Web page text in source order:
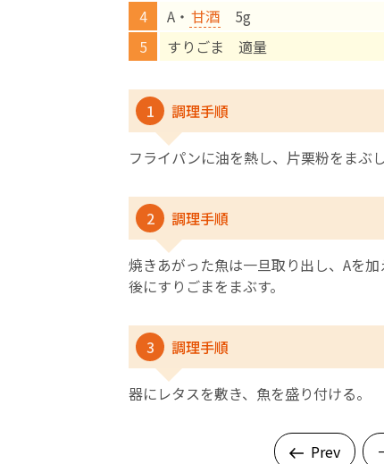
A・ 甘酒 5g
すりごま 適量
1 調理手順
フライパンに油を熱し、片栗粉をまぶ
2 調理手順
焼きあがった魚は一旦取り出し、Aを
後にすりごまをまぶす。
3 調理手順
器にレタスを敷き、魚を盛り付ける。
Prev